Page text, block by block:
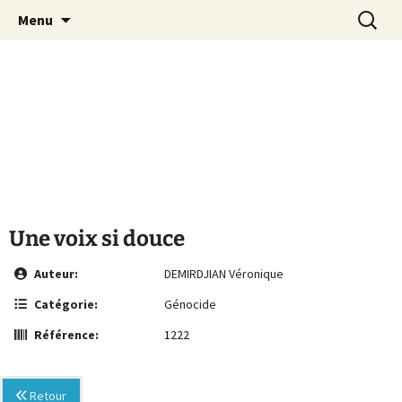
MCA Vienne
Le site de la Maison de la Culture
Arménienne de Vienne
Menu
Une voix si douce
Auteur:
DEMIRDJIAN Véronique
Catégorie:
Génocide
Référence:
1222
Retour